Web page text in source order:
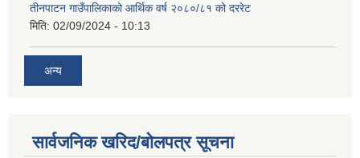
तीनपाटन गाउँपालिकाको आर्थिक वर्ष २०८०/८१ को दररेट
मिति: 02/09/2024 - 10:13
अन्य
सार्वजनिक खरिद/बोलपत्र सूचना